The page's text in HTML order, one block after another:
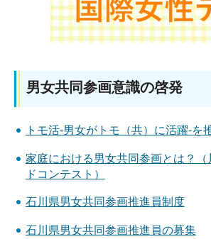
男女共同参画意識の啓発
トモ活-男女がトモ（共）に活躍-を
家庭における男女共同参画とは？（
ドコンテスト）
石川県男女共同参画推進員制度
石川県男女共同参画推進員の募集